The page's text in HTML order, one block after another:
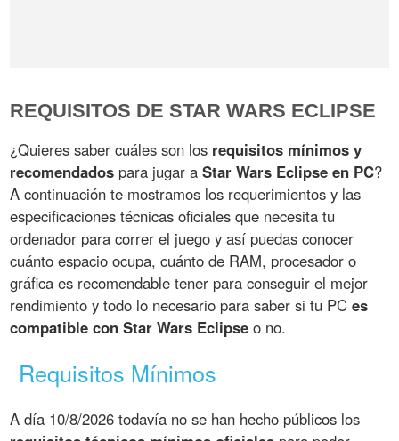
REQUISITOS DE STAR WARS ECLIPSE
¿Quieres saber cuáles son los requisitos mínimos y
recomendados para jugar aStar Wars Eclipse en PC?
A continuación te mostramos los requerimientos y las
especificaciones técnicas oficiales que necesita tu
ordenador para correr el juego y así puedas conocer
cuánto espacio ocupa, cuánto de RAM, procesador o
gráfica es recomendable tener para conseguir el mejor
rendimiento y todo lo necesario para saber si tu PCes
compatible con Star Wars Eclipse o no.
Requisitos Mínimos
A día 10/8/2026 todavía no se han hecho públicos los